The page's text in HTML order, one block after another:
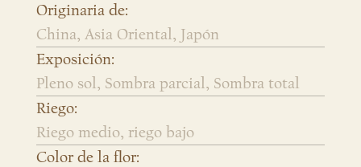
Originaria de:
China, Asia Oriental, Japón
Exposición:
Pleno sol, Sombra parcial, Sombra total
Riego:
Riego medio, riego bajo
Color de la flor: